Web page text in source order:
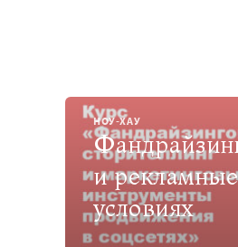
НОУ-ХАУ
и
условиях